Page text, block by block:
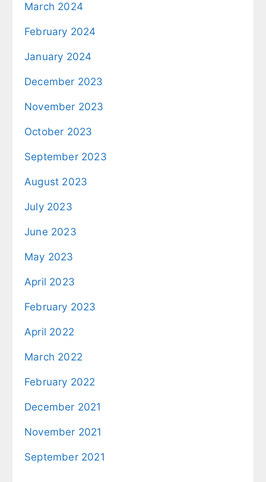
March 2024
February 2024
January 2024
December 2023
November 2023
October 2023
September 2023
August 2023
July 2023
June 2023
May 2023
April 2023
February 2023
April 2022
March 2022
February 2022
December 2021
November 2021
September 2021